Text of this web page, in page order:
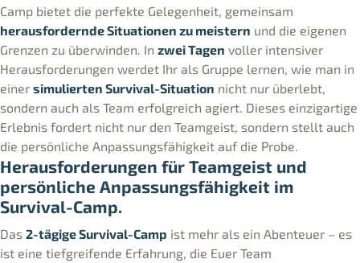
Camp bietet die perfekte Gelegenheit, gemeinsam
herausfordernde Situationen zu meistern und die eigenen
Grenzen zu überwinden. In zwei Tagen voller intensiver
Herausforderungen werdet Ihr als Gruppe lernen, wie man in
einer simulierten Survival-Situation nicht nur überlebt,
sondern auch als Team erfolgreich agiert. Dieses einzigartige
Erlebnis fordert nicht nur den Teamgeist, sondern stellt auch
die persönliche Anpassungsfähigkeit auf die Probe.
Herausforderungen für Teamgeist und
persönliche Anpassungsfähigkeit im
Survival-Camp.
Das 2-tägige Survival-Camp ist mehr als ein Abenteuer – es
ist eine tiefgreifende Erfahrung, die Euer Team